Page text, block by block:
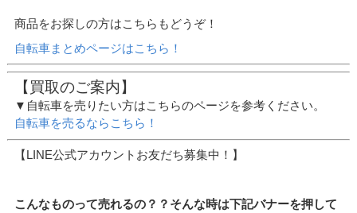
商品をお探しの方はこちらもどうぞ！
自転車まとめページはこちら！
【買取のご案内】
▼自転車を売りたい方はこちらのページを参考ください。
自転車を売るならこちら！
【LINE公式アカウントお友だち募集中！】
こんなものって売れるの？？そんな時は下記バナーを押して